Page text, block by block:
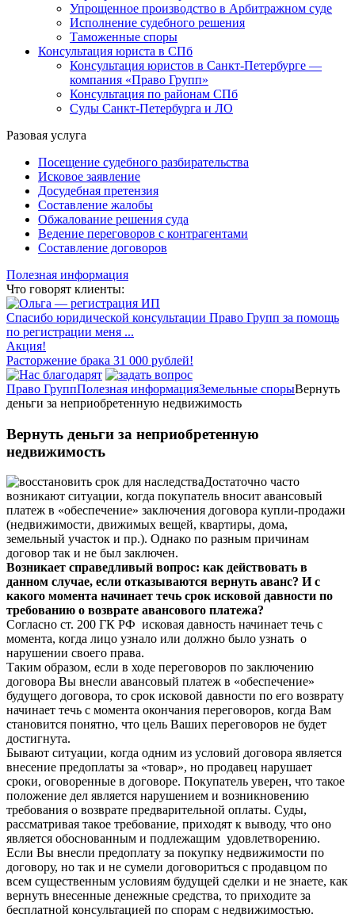
Упрощенное производство в Арбитражном суде
Исполнение судебного решения
Таможенные споры
Консультация юриста в СПб
Консультация юристов в Санкт-Петербурге —
компания «Право Групп»
Консультация по районам СПб
Суды Санкт-Петербурга и ЛО
Разовая услуга
Посещение судебного разбирательства
Исковое заявление
Досудебная претензия
Составление жалобы
Обжалование решения суда
Ведение переговоров с контрагентами
Составление договоров
Полезная информация
Что говорят клиенты:
Спасибо юридической консультации Право Групп за помощь
по регистрации меня ...
Акция!
Расторжение брака 31 000 рублей!
Право ГруппПолезная информацияЗемельные спорыВернуть
деньги за неприобретенную недвижимость
Вернуть деньги за неприобретенную
недвижимость
Достаточно часто
возникают ситуации, когда покупатель вносит авансовый
платеж в «обеспечение» заключения договора купли-продажи
(недвижимости, движимых вещей, квартиры, дома,
земельный участок и пр.). Однако по разным причинам
договор так и не был заключен.
Возникает справедливый вопрос: как действовать в
данном случае, если отказываются вернуть аванс? И с
какого момента начинает течь срок исковой давности по
требованию о возврате авансового платежа?
Согласно ст. 200 ГК РФ исковая давность начинает течь с
момента, когда лицо узнало или должно было узнать о
нарушении своего права.
Таким образом, если в ходе переговоров по заключению
договора Вы внесли авансовый платеж в «обеспечение»
будущего договора, то срок исковой давности по его возврату
начинает течь с момента окончания переговоров, когда Вам
становится понятно, что цель Ваших переговоров не будет
достигнута.
Бывают ситуации, когда одним из условий договора является
внесение предоплаты за «товар», но продавец нарушает
сроки, оговоренные в договоре. Покупатель уверен, что такое
положение дел является нарушением и возникновению
требования о возврате предварительной оплаты. Суды,
рассматривая такое требование, приходят к выводу, что оно
является обоснованным и подлежащим удовлетворению.
Если Вы внесли предоплату за покупку недвижимости по
договору, но так и не сумели договориться с продавцом по
всем существенным условиям будущей сделки и не знаете, как
вернуть внесенные денежные средства, то приходите за
бесплатной консультацией по спорам с недвижимостью.